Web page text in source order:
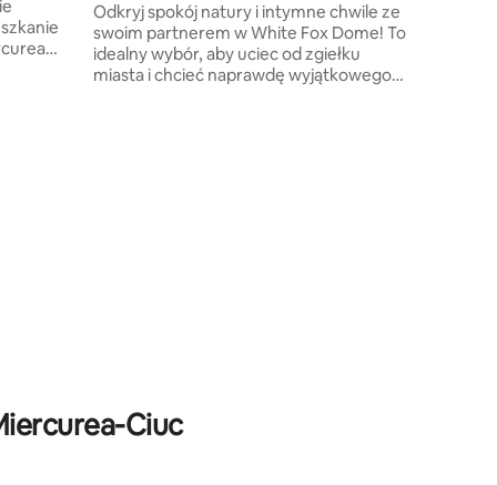
glamping z jacuzzi
Odkryj spokój natury i intymne chwile ze
swoim partnerem w White Fox Dome! To
idealny wybór, aby uciec od zgiełku
miasta i chcieć naprawdę wyjątkowego
Ciuc